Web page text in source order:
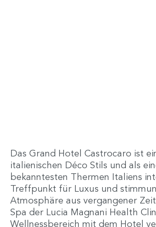
Das Grand Hotel Castrocaro ist
italienischen Déco Stils und als
bekanntesten Thermen Italiens
Treffpunkt für Luxus und
Atmosphäre aus vergangener
Spa der Lucia Magnani Health
Wellnessbereich mit dem Hotel